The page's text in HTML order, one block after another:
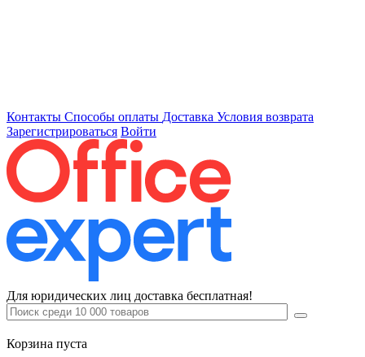
Контакты Способы оплаты Доставка Условия возврата
Зарегистрироваться Войти
Для юридических лиц доставка бесплатная!
Корзина пуста